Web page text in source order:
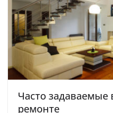
Часто задаваемые
ремонте